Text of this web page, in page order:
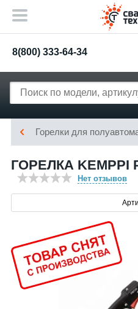
8(800) 333-64-34
Горелки для
ГОРЕЛКА KEMPPI
Нет отзывов